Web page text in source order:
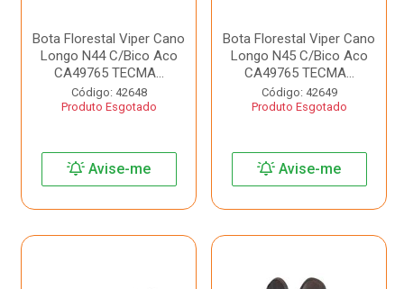
Bota Florestal Viper Cano
Longo N44 C/Bico Aco
CA49765 TECMA...
Código: 42648
Produto Esgotado
Avise-me
Bota Florestal Viper Cano
Longo N45 C/Bico Aco
CA49765 TECMA...
Código: 42649
Produto Esgotado
Avise-me